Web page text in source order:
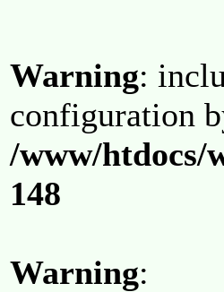
Warning:
configuration
/www/htdocs/
148
Warning: